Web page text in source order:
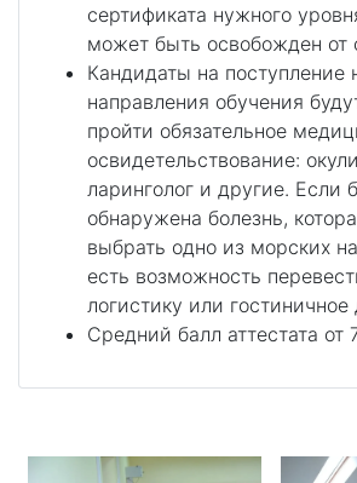
сертификата нужного
может быть освобожден от
Кандидаты на поступление
направления обучения
пройти обязательное
освидетельствование:
ларинголог и другие. Если
обнаружена болезнь,
выбрать одно из морских
есть возможность
логистику или гостиничное
Средний балл аттестата от